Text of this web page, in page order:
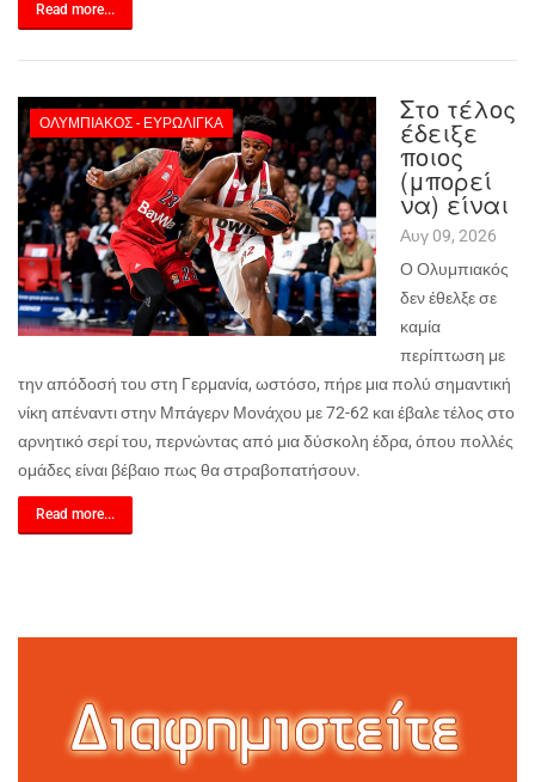
Read more...
ΟΛΥΜΠΙΑΚΌΣ - ΕΥΡΩΛΊΓΚΑ Στο τέλος
έδειξε
ποιος
(μπορεί
να) είναι
Αυγ 09, 2026
Ο Ολυμπιακός
δεν έθελξε σε
καμία
περίπτωση με
την απόδοσή του στη Γερμανία, ωστόσο, πήρε μια πολύ σημαντική
νίκη απέναντι στην Μπάγερν Μονάχου με 72-62 και έβαλε τέλος στο
αρνητικό σερί του, περνώντας από μια δύσκολη έδρα, όπου πολλές
ομάδες είναι βέβαιο πως θα στραβοπατήσουν.
Read more...